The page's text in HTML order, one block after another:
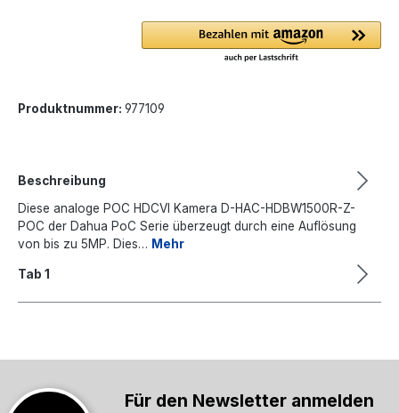
Produktnummer: 977109
Beschreibung
Diese analoge POC HDCVI Kamera D-HAC-HDBW1500R-Z-
POC der Dahua PoC Serie überzeugt durch eine Auflösung
von bis zu 5MP. Dies… Mehr
Tab 1
Für den Newsletter anmelden